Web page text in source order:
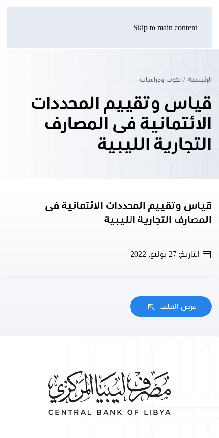
Skip to main content
الرئيسية بحوث ودراسات
قياس وتقييم المحددات
الائتمانية فى المصارف
التجارية الليبية
قياس وتقييم المحددات الائتمانية فى
المصارف التجارية الليبية
التاريخ: 27 يوليو, 2022
عرض الملف